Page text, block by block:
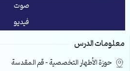
صوت
فيديو
معلومات الدرس
حوزة الأطهار التخصصية – قم المقدسة